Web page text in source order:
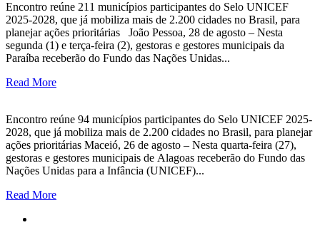
Encontro reúne 211 municípios participantes do Selo UNICEF
2025-2028, que já mobiliza mais de 2.200 cidades no Brasil, para
planejar ações prioritárias João Pessoa, 28 de agosto – Nesta
segunda (1) e terça-feira (2), gestoras e gestores municipais da
Paraíba receberão do Fundo das Nações Unidas...
Read More
Encontro reúne 94 municípios participantes do Selo UNICEF 2025-
2028, que já mobiliza mais de 2.200 cidades no Brasil, para planejar
ações prioritárias Maceió, 26 de agosto – Nesta quarta-feira (27),
gestoras e gestores municipais de Alagoas receberão do Fundo das
Nações Unidas para a Infância (UNICEF)...
Read More